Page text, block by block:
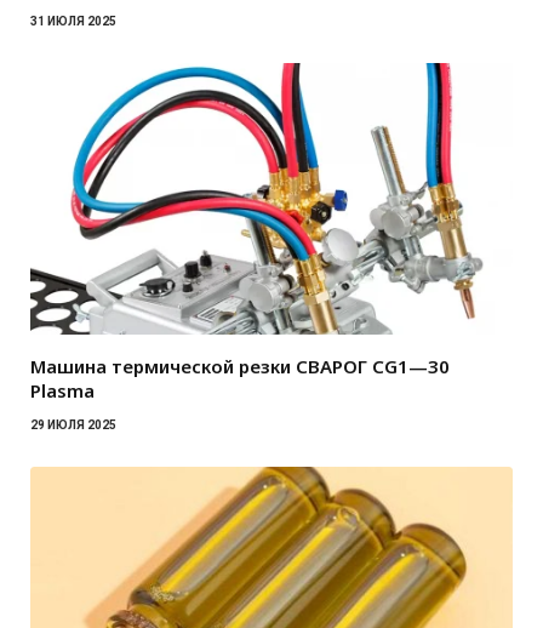
31 ИЮЛЯ 2025
Машина термической резки СВАРОГ CG1—30
Plasma
29 ИЮЛЯ 2025